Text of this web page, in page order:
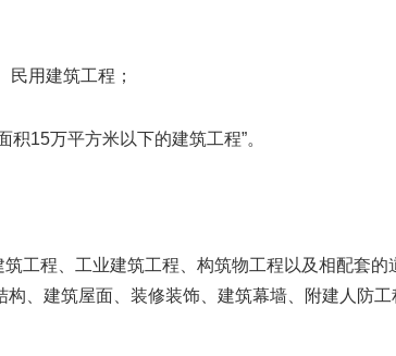
民用建筑工程；
15万平方米以下的建筑工程”。
工程、工业建筑工程、构筑物工程以及相配套的
、建筑屋面、装修装饰、建筑幕墙、附建人防